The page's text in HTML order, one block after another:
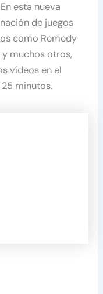
esta nueva
de juegos
como Remedy
y muchos otros,
vídeos en el
minutos.